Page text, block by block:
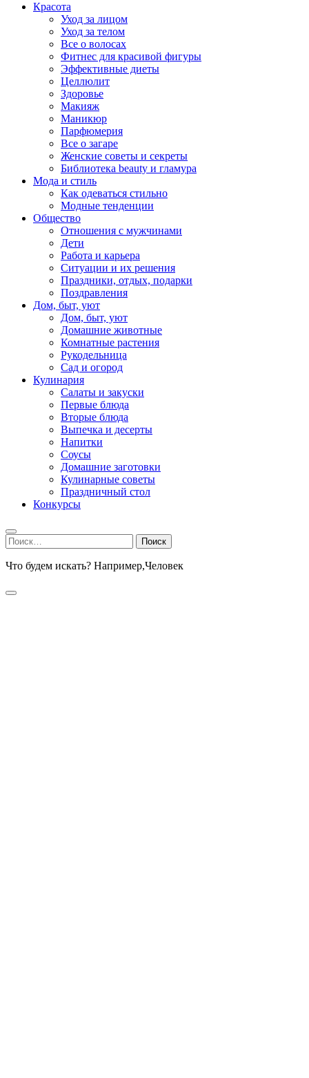
Красота
Уход за лицом
Уход за телом
Все о волосах
Фитнес для красивой фигуры
Эффективные диеты
Целлюлит
Здоровье
Макияж
Маникюр
Парфюмерия
Все о загаре
Женские советы и секреты
Библиотека beauty и гламура
Мода и стиль
Как одеваться стильно
Модные тенденции
Общество
Отношения с мужчинами
Дети
Работа и карьера
Ситуации и их решения
Праздники, отдых, подарки
Поздравления
Дом, быт, уют
Дом, быт, уют
Домашние животные
Комнатные растения
Рукодельница
Сад и огород
Кулинария
Салаты и закуски
Первые блюда
Вторые блюда
Выпечка и десерты
Напитки
Соусы
Домашние заготовки
Кулинарные советы
Праздничный стол
Конкурсы
Найти:
Что будем искать? Например,Человек